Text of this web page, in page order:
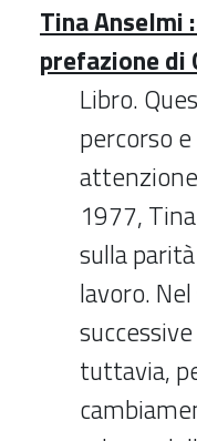
Tina Anselmi
prefazione di
Libro.
percorso
1977,
sulla
lavoro.
tuttavia,